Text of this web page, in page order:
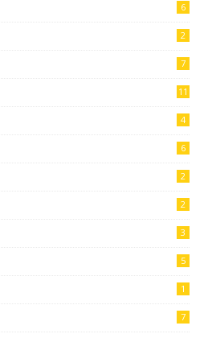
6
2
7
11
4
6
2
2
3
5
1
7